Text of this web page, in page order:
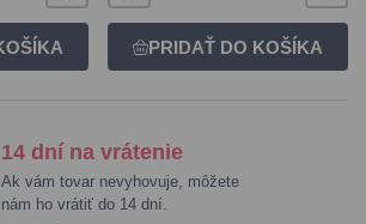
14 dní na vrátenie
Ak vám tovar nevyhovuje, môžete
nám ho vrátiť do 14 dní.